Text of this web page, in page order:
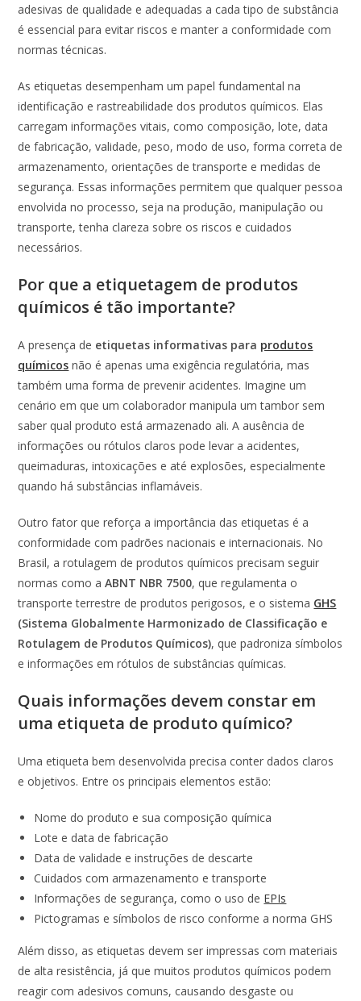
adesivas de qualidade e adequadas a cada tipo de substância
é essencial para evitar riscos e manter a conformidade com
normas técnicas.
As etiquetas desempenham um papel fundamental na
identificação e rastreabilidade dos produtos químicos. Elas
carregam informações vitais, como composição, lote, data
de fabricação, validade, peso, modo de uso, forma correta de
armazenamento, orientações de transporte e medidas de
segurança. Essas informações permitem que qualquer pessoa
envolvida no processo, seja na produção, manipulação ou
transporte, tenha clareza sobre os riscos e cuidados
necessários.
Por que a etiquetagem de produtos
químicos é tão importante?
A presença de etiquetas informativas para produtos
químicos não é apenas uma exigência regulatória, mas
também uma forma de prevenir acidentes. Imagine um
cenário em que um colaborador manipula um tambor sem
saber qual produto está armazenado ali. A ausência de
informações ou rótulos claros pode levar a acidentes,
queimaduras, intoxicações e até explosões, especialmente
quando há substâncias inflamáveis.
Outro fator que reforça a importância das etiquetas é a
conformidade com padrões nacionais e internacionais. No
Brasil, a rotulagem de produtos químicos precisam seguir
normas como aABNT NBR 7500, que regulamenta o
transporte terrestre de produtos perigosos, e o sistema GHS
(Sistema Globalmente Harmonizado de Classificação e
Rotulagem de Produtos Químicos), que padroniza símbolos
e informações em rótulos de substâncias químicas.
Quais informações devem constar em
uma etiqueta de produto químico?
Uma etiqueta bem desenvolvida precisa conter dados claros
e objetivos. Entre os principais elementos estão:
Nome do produto e sua composição química
Lote e data de fabricação
Data de validade e instruções de descarte
Cuidados com armazenamento e transporte
Informações de segurança, como o uso de EPIs
Pictogramas e símbolos de risco conforme a norma GHS
Além disso, as etiquetas devem ser impressas com materiais
de alta resistência, já que muitos produtos químicos podem
reagir com adesivos comuns, causando desgaste ou